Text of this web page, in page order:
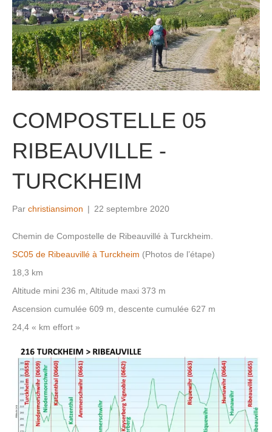
COMPOSTELLE 05
RIBEAUVILLE -
TURCKHEIM
Par christiansimon | 22 septembre 2020
Chemin de Compostelle de Ribeauvillé à Turckheim.
SC05 de Ribeauvillé à Turckheim (Photos de l’étape)
18,3 km
Altitude mini 236 m, Altitude maxi 373 m
Ascension cumulée 609 m, descente cumulée 627 m
24,4 « km effort »